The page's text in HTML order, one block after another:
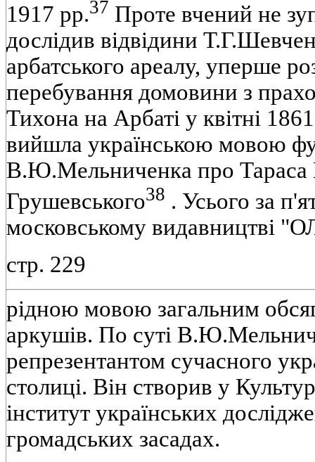
1917 pp.37 Проте вчений не
дослiдив вiдвiдини
арбатського ареалу, уперше
перебування домовини з
Тихона на Арбатi у квiтнi
вийшла українською мовою
В.Ю.Мельниченка про
Грушевського38 . Усього за
московському видавництвi
стр. 229
рiдною мовою загальним
аркушiв. По сутi
репрезентантом сучасного
столицi. Вiн створив у
iнститут українських
громадських засадах.